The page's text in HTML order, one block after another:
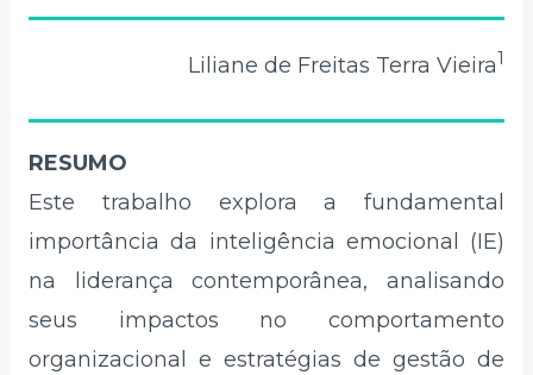
Liliane de Freitas Terra Vieira1
RESUMO
Este trabalho explora a fundamental
importância da inteligência emocional (IE)
na liderança contemporânea, analisando
seus impactos no comportamento
organizacional e estratégias de gestão de